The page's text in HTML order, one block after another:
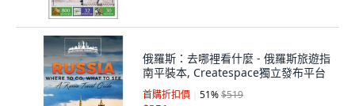
俄羅斯：去哪裡看什麼 - 俄羅斯旅遊指
南平裝本, Createspace獨立發布平台
首購折扣價 51%$519